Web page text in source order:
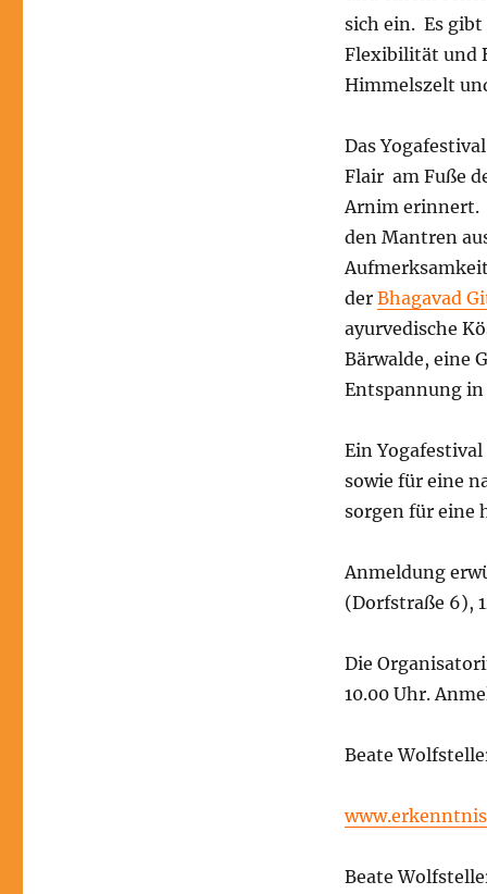
sich ein. Es
Flexibilität und
Himmelszelt
Das
Flair am Fuße
Arnim erinnert.
den Mantren
der Bhagavad
ayurvedische
Bärwalde, eine
Entspannung
Ein
sowie für eine
sorgen für eine
Anmeldung
(Dorfstraße 6),
Die
10.00 Uhr.
Beate
Beate